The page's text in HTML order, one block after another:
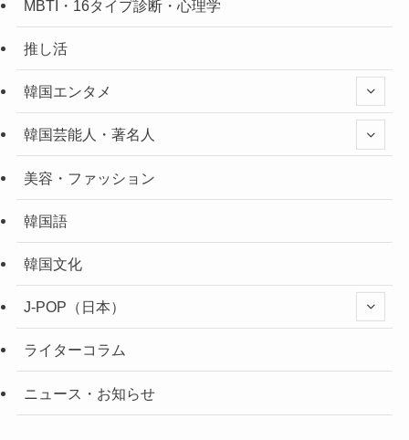
MBTI・16タイプ診断・心理学
推し活
韓国エンタメ
韓国芸能人・著名人
美容・ファッション
韓国語
韓国文化
J-POP（日本）
ライターコラム
ニュース・お知らせ